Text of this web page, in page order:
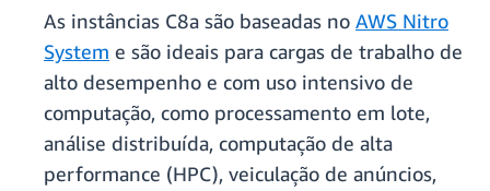
As instâncias C8a são baseadas no AWS Nitro
System e são ideais para cargas de trabalho de
alto desempenho e com uso intensivo de
computação, como processamento em lote,
análise distribuída, computação de alta
performance (HPC), veiculação de anúncios,